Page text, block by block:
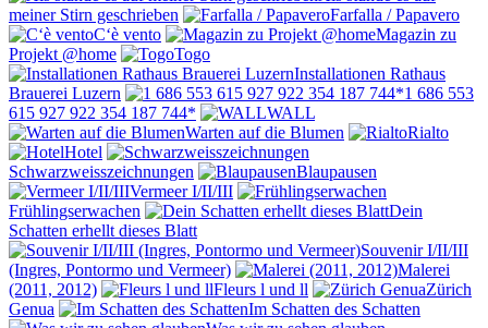
meiner Stirn geschrieben
Farfalla / Papavero
C‘è vento
Magazin zu
Projekt @home
Togo
Installationen Rathaus
Brauerei Luzern
1 686 553
615 927 922 354 187 744*
WALL
Warten auf die Blumen
Rialto
Hotel
Schwarzweisszeichnungen
Blaupausen
Vermeer I/II/III
Frühlingserwachen
Dein
Schatten erhellt dieses Blatt
Souvenir I/II/III
(Ingres, Pontormo und Vermeer)
Malerei
(2011, 2012)
Fleurs l und ll
Zürich
Genua
Im Schatten des Schatten